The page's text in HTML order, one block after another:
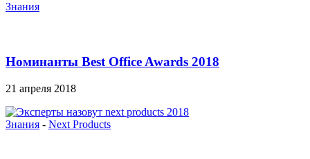
Знания
Номинанты Best Office Awards 2018
21 апреля 2018
Знания - Next Products